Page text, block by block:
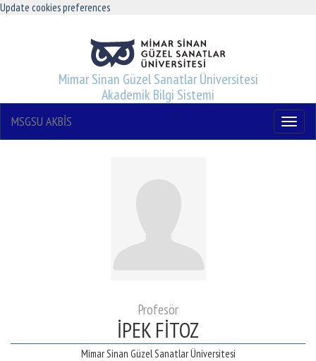
Update cookies preferences
Mimar Sinan Güzel Sanatlar Üniversitesi
Akademik Bilgi Sistemi
Menu
MSGSU AKBİS
Profesör
İPEK FİTOZ
Mimar Sinan Güzel Sanatlar Üniversitesi